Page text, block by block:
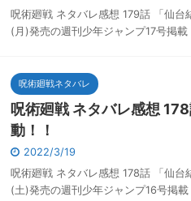
呪術廻戦 ネタバレ感想 179話 「仙
(月)発売の週刊少年ジャンプ17号掲
呪術廻戦ネタバレ
呪術廻戦 ネタバレ感想
動！！
2022/3/19
呪術廻戦 ネタバレ感想 178話 「仙
(土)発売の週刊少年ジャンプ16号掲